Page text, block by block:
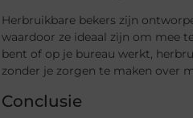
Herbruikbare bekers zijn
waardoor ze ideaal zijn om mee
bent of op je bureau werkt,
zonder je zorgen te maken over
Conclusie